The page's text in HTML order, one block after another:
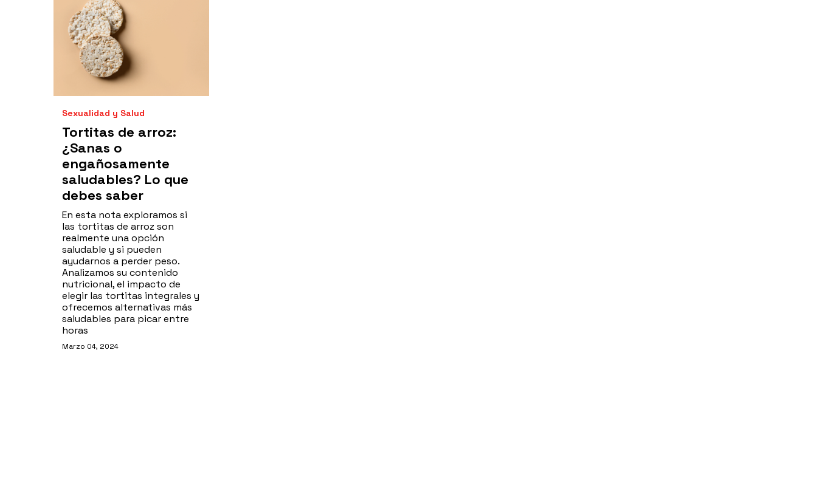
Sexualidad y Salud
Tortitas de arroz:
¿Sanas o
engañosamente
saludables? Lo que
debes saber
En esta nota exploramos si
las tortitas de arroz son
realmente una opción
saludable y si pueden
ayudarnos a perder peso.
Analizamos su contenido
nutricional, el impacto de
elegir las tortitas integrales y
ofrecemos alternativas más
saludables para picar entre
horas
Marzo 04, 2024